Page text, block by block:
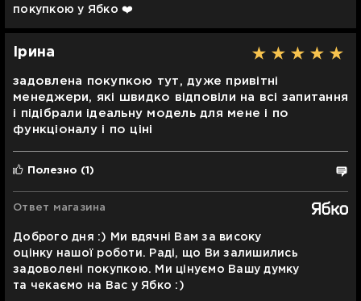
покупкою у Ябко ❤️
Ірина
задовлена покупкою тут, дуже привітні
менеджери, які швидко відповіли на всі запитання
і підібрали ідеальну модель для мене і по
функціоналу і по ціні
Полезно (1)
Ответ магазина
Доброго дня :) Ми вдячні Вам за високу
оцінку нашої роботи. Раді, що Ви залишились
задоволені покупкою. Ми цінуємо Вашу думку
та чекаємо на Вас у Ябко :)